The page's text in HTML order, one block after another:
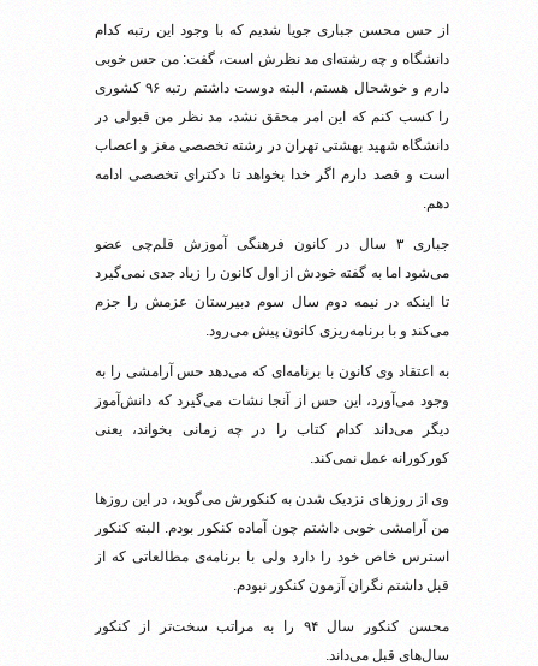
از حس محسن جباری جویا شدیم که با وجود این رتبه کدام
دانشگاه و چه رشته‌ای مد نظرش است، گفت: من حس خوبی
دارم و خوشحال هستم، البته دوست داشتم رتبه ۹۶ کشوری
را کسب کنم که این امر محقق نشد، مد نظر من قبولی در
دانشگاه شهید بهشتی تهران در رشته تخصصی مغز و اعصاب
است و قصد دارم اگر خدا بخواهد تا دکترای تخصصی ادامه
دهم.
جباری ۳ سال در کانون فرهنگی آموزش قلم‌چی عضو
می‌شود اما به گفته خودش از اول کانون را زیاد جدی نمی‌گیرد
تا اینکه در نیمه دوم سال سوم دبیرستان عزمش را جزم
می‌کند و با برنامه‌ریزی کانون پیش می‌رود.
به اعتقاد وی کانون با برنامه‌ای که می‌دهد حس آرامشی را به
وجود می‌آورد، این حس از آنجا نشات می‌گیرد که دانش‌آموز
دیگر می‌داند کدام کتاب را در چه زمانی بخواند، یعنی
کورکورانه عمل نمی‌کند.
وی از روزهای نزدیک شدن به کنکورش می‌گوید، در این روزها
من آرامشی خوبی داشتم چون آماده کنکور بودم. البته کنکور
استرس خاص خود را دارد ولی با برنامه‌ی مطالعاتی که از
قبل داشتم نگران آزمون کنکور نبودم.
محسن کنکور سال ۹۴ را به مراتب سخت‌تر از کنکور
سال‌های قبل می‌داند.